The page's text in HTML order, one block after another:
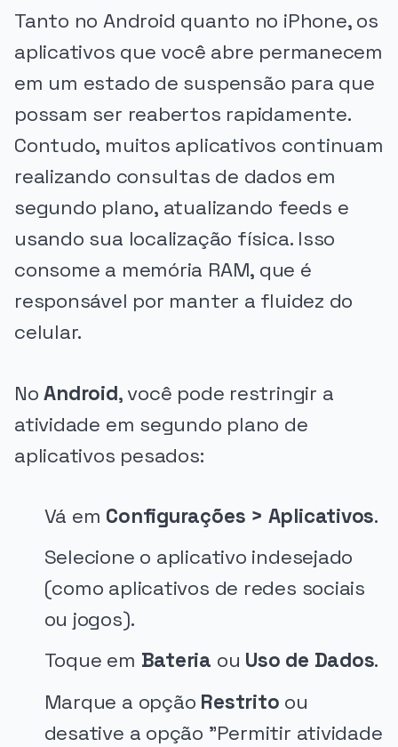
Tanto no Android quanto no iPhone, os
aplicativos que você abre permanecem
em um estado de suspensão para que
possam ser reabertos rapidamente.
Contudo, muitos aplicativos continuam
realizando consultas de dados em
segundo plano, atualizando feeds e
usando sua localização física. Isso
consome a memória RAM, que é
responsável por manter a fluidez do
celular.
NoAndroid, você pode restringir a
atividade em segundo plano de
aplicativos pesados:
Vá em Configurações > Aplicativos.
Selecione o aplicativo indesejado
(como aplicativos de redes sociais
ou jogos).
Toque em Bateria ou Uso de Dados.
Marque a opção Restrito ou
desative a opção "Permitir atividade